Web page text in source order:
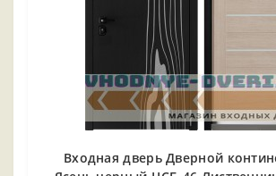
Входная дверь Дверной